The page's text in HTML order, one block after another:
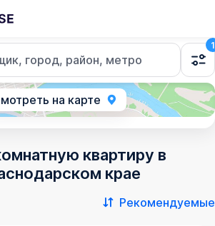
город, район, метро
1
на карте
квартиру в
крае
Рекомендуемые